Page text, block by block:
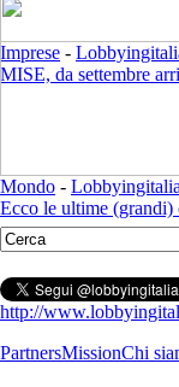
Imprese -
MISE, da settembre
Mondo - Lobbyingitalia
Ecco le ultime
http://
PartnersMissionChi